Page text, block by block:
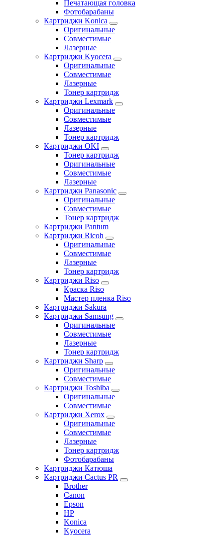
Печатающая головка
Фотобарабаны
Картриджи Konica
Оригинальные
Совместимые
Лазерные
Картриджи Kyocera
Оригинальные
Совместимые
Лазерные
Тонер картридж
Картриджи Lexmark
Оригинальные
Совместимые
Лазерные
Тонер картридж
Картриджи OKI
Тонер картридж
Оригинальные
Совместимые
Лазерные
Картриджи Panasonic
Оригинальные
Совместимые
Тонер картридж
Картриджи Pantum
Картриджи Ricoh
Оригинальные
Совместимые
Лазерные
Тонер картридж
Картриджи Riso
Краска Riso
Мастер пленка Riso
Картриджи Sakura
Картриджи Samsung
Оригинальные
Совместимые
Лазерные
Тонер картридж
Картриджи Sharp
Оригинальные
Совместимые
Картриджи Toshiba
Оригинальные
Совместимые
Картриджи Xerox
Оригинальные
Совместимые
Лазерные
Тонер картридж
Фотобарабаны
Картриджи Катюша
Картриджи Cactus PR
Brother
Canon
Epson
HP
Konica
Kyocera